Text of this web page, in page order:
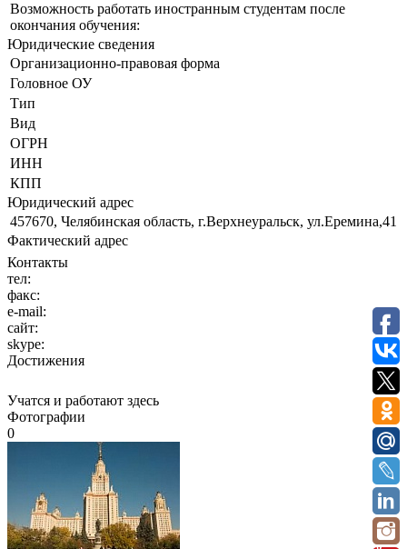
Возможность работать иностранным студентам после
окончания обучения:
Юридические сведения
Организационно-правовая форма
Головное ОУ
Тип
Вид
ОГРН
ИНН
КПП
Юридический адрес
457670, Челябинская область, г.Верхнеуральск, ул.Еремина,41
Фактический адрес
Контакты
тел:
факс:
e-mail:
сайт:
skype:
Достижения
Учатся и работают здесь
Фотографии
0